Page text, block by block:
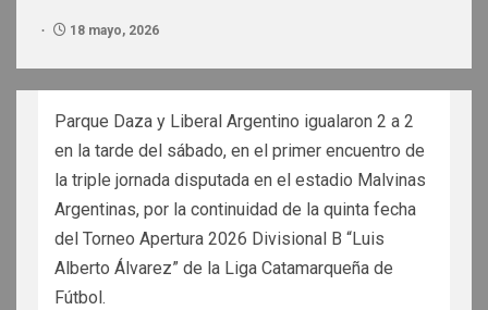
18 mayo, 2026
Parque Daza y Liberal Argentino igualaron 2 a 2
en la tarde del sábado, en el primer encuentro de
la triple jornada disputada en el estadio Malvinas
Argentinas, por la continuidad de la quinta fecha
del Torneo Apertura 2026 Divisional B “Luis
Alberto Álvarez” de la Liga Catamarqueña de
Fútbol.